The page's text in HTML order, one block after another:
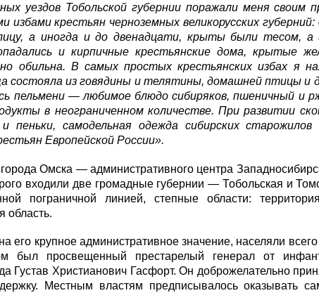
уездов Тобольской губернии поражали меня своим
крестьян черноземных великорусских губерний:
а иногда и до двенадцати, крыты были тесом, а
и кирпичные крестьянские дома, крытые
обильна. В самых простых крестьянских избах я
состояла из говядины и телятины, домашней птицы и
пельмени — любимое блюдо сибиряков, пшеничный и
в неограниченном количестве. При развитии
и пеньки, самодельная одежда сибирских
Европейской России».
Омска — административного центра
входили две громадные губернии — Тобольская и
пограничной линией, степные области:
область.
его крупное административное значение, населяли
был просвещенный престарелый генерал от
Густав Христианович Гасфорт. Он доброжелательно
Местным властям предписывалось оказывать